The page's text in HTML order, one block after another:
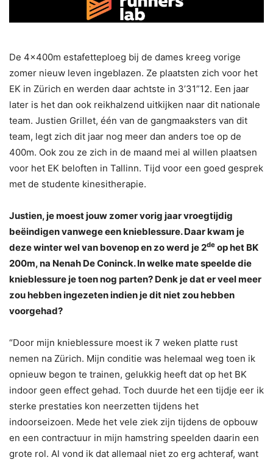
De 4x400m estafetteploeg bij de dames kreeg vorige
zomer nieuw leven ingeblazen. Ze plaatsten zich voor het
EK in Zürich en werden daar achtste in 3’31”12. Een jaar
later is het dan ook reikhalzend uitkijken naar dit nationale
team. Justien Grillet, één van de gangmaaksters van dit
team, legt zich dit jaar nog meer dan anders toe op de
400m. Ook zou ze zich in de maand mei al willen plaatsen
voor het EK beloften in Tallinn. Tijd voor een goed gesprek
met de studente kinesitherapie.
Justien, je moest jouw zomer vorig jaar vroegtijdig
beëindigen vanwege een knieblessure. Daar kwam je
deze winter wel van bovenop en zo werd je 2de op het BK
200m, na Nenah De Coninck. In welke mate speelde die
knieblessure je toen nog parten? Denk je dat er veel meer
zou hebben ingezeten indien je dit niet zou hebben
voorgehad?
“Door mijn knieblessure moest ik 7 weken platte rust
nemen na Zürich. Mijn conditie was helemaal weg toen ik
opnieuw begon te trainen, gelukkig heeft dat op het BK
indoor geen effect gehad. Toch duurde het een tijdje eer ik
sterke prestaties kon neerzetten tijdens het
indoorseizoen. Mede het vele ziek zijn tijdens de opbouw
en een contractuur in mijn hamstring speelden daarin een
grote rol. Al vond ik dat allemaal niet zo erg achteraf, want